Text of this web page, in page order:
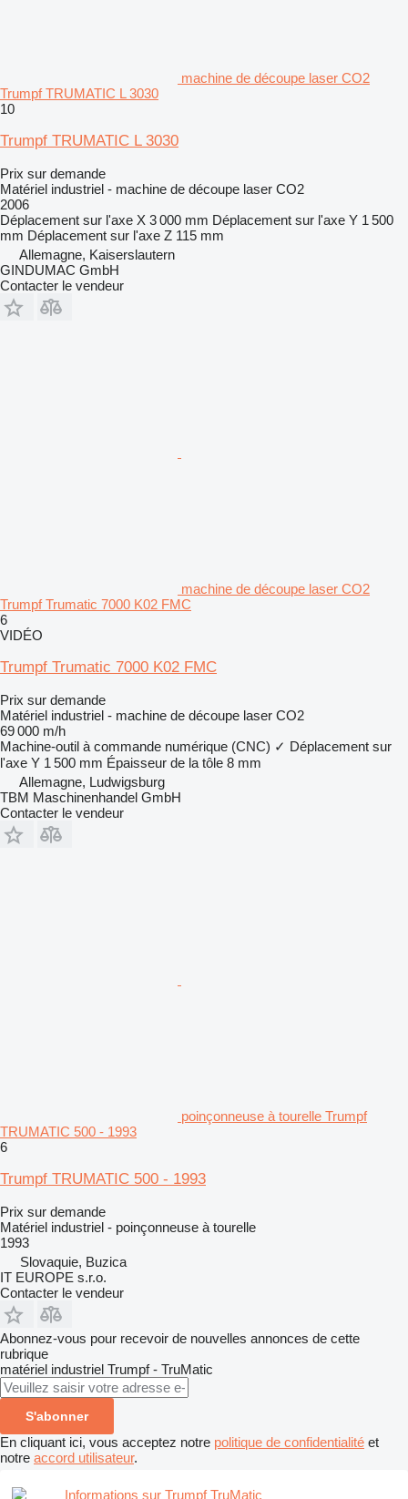
machine de découpe laser CO2
Trumpf TRUMATIC L 3030
10
Trumpf TRUMATIC L 3030
Prix sur demande
Matériel industriel - machine de découpe laser CO2
2006
Déplacement sur l'axe X 3 000 mm Déplacement sur l'axe Y 1 500
mm Déplacement sur l'axe Z 115 mm
Allemagne, Kaiserslautern
GINDUMAC GmbH
Contacter le vendeur
machine de découpe laser CO2
Trumpf Trumatic 7000 K02 FMC
6
VIDÉO
Trumpf Trumatic 7000 K02 FMC
Prix sur demande
Matériel industriel - machine de découpe laser CO2
69 000 m/h
Machine-outil à commande numérique (CNC) ✓ Déplacement sur
l'axe Y 1 500 mm Épaisseur de la tôle 8 mm
Allemagne, Ludwigsburg
TBM Maschinenhandel GmbH
Contacter le vendeur
poinçonneuse à tourelle Trumpf
TRUMATIC 500 - 1993
6
Trumpf TRUMATIC 500 - 1993
Prix sur demande
Matériel industriel - poinçonneuse à tourelle
1993
Slovaquie, Buzica
IT EUROPE s.r.o.
Contacter le vendeur
Abonnez-vous pour recevoir de nouvelles annonces de cette
rubrique
matériel industriel Trumpf - TruMatic
S'abonner
En cliquant ici, vous acceptez notre politique de confidentialité et
notre accord utilisateur.
Informations sur Trumpf TruMatic